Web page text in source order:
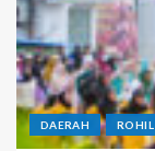
DAERAH ROHIL